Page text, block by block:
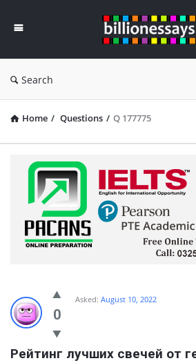
Essays
Search
Home / Questions / Q 177775
0
Asked: August 10, 2022
Рейтинг лучших свечей от